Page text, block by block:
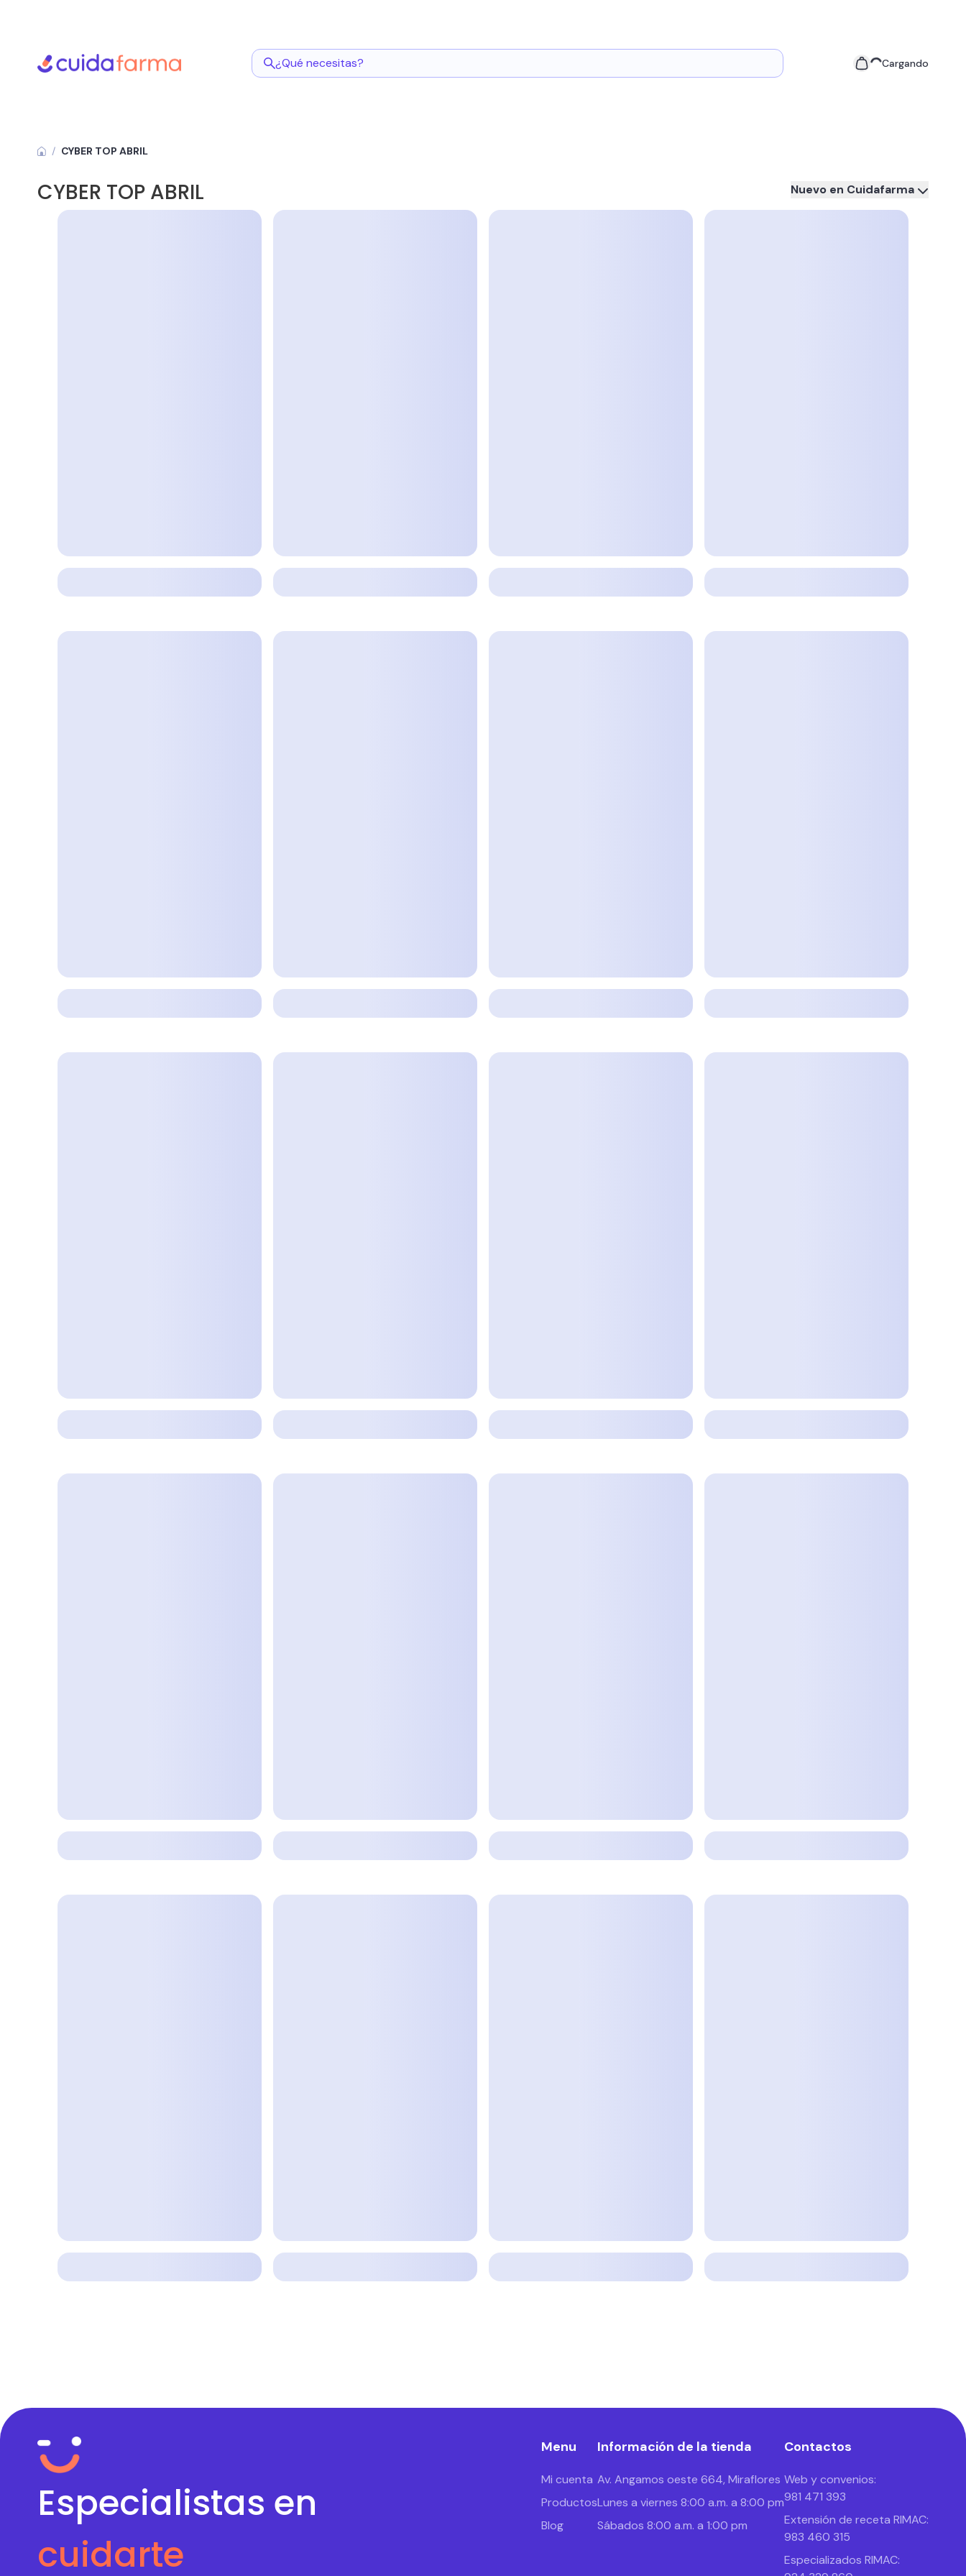
¿Qué necesitas? Cargando
CYBER TOP ABRIL
CYBER TOP ABRIL Nuevo en Cuidafarma
Especialistas en
cuidarte
Menu
Mi cuenta
Productos
Blog
Información de la tienda
Av. Angamos oeste 664, Miraflores
Lunes a viernes 8:00 a.m. a 8:00 pm
Sábados 8:00 a.m. a 1:00 pm
Contactos
Web y convenios:
981 471 393
Extensión de receta RIMAC:
983 460 315
Especializados RIMAC: